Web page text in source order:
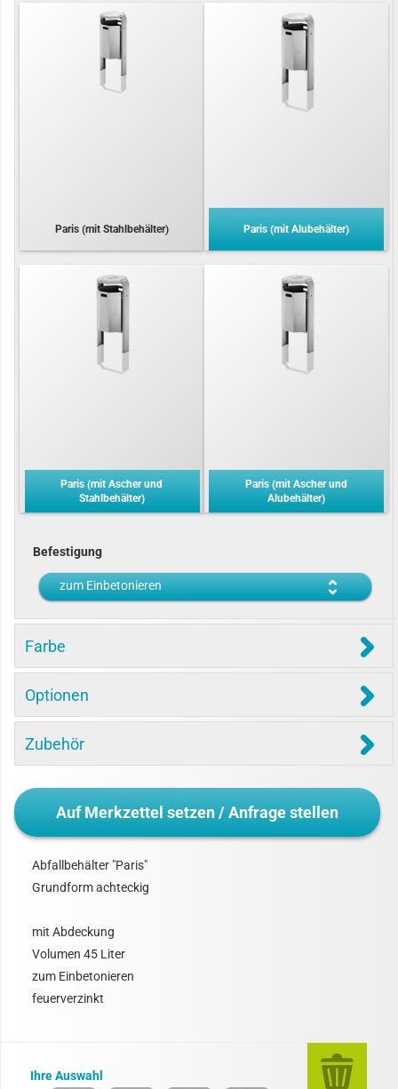
Paris (mit Stahlbehälter) Paris (mit Alubehälter)
Paris (mit Ascher und
Stahlbehälter)
Paris (mit Ascher und
Alubehälter)
Befestigung
zum Einbetonieren
Farbe
Optionen
Zubehör
Auf Merkzettel setzen / Anfrage stellen
Abfallbehälter "Paris"
Grundform achteckig
mit Abdeckung
Volumen 45 Liter
zum Einbetonieren
feuerverzinkt
Ihre Auswahl